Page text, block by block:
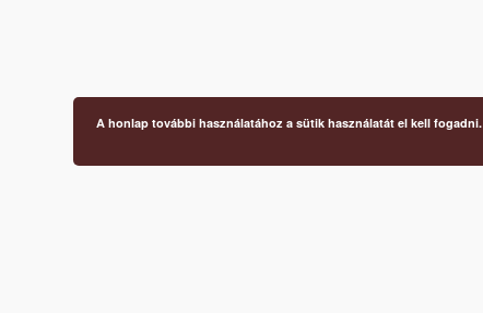
A honlap további használatához a sütik használatát el kell fogadni.